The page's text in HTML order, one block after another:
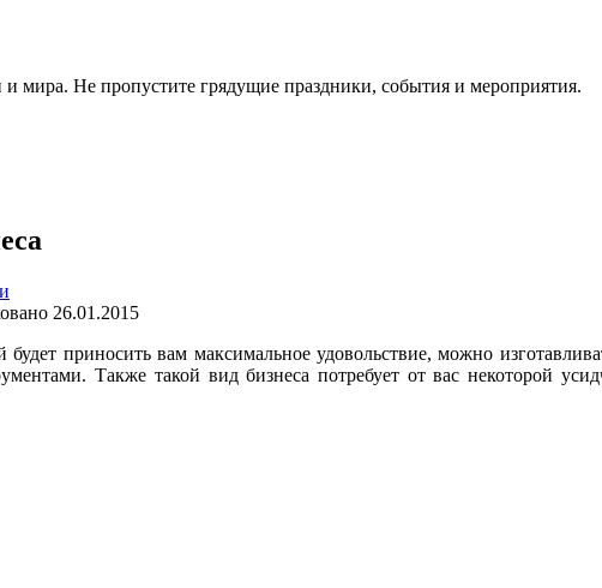
мира. Не пропустите грядущие праздники, события и мероприятия.
26.01.2015
приносить вам максимальное удовольствие, можно
Также такой вид бизнеса потребует от вас некоторой